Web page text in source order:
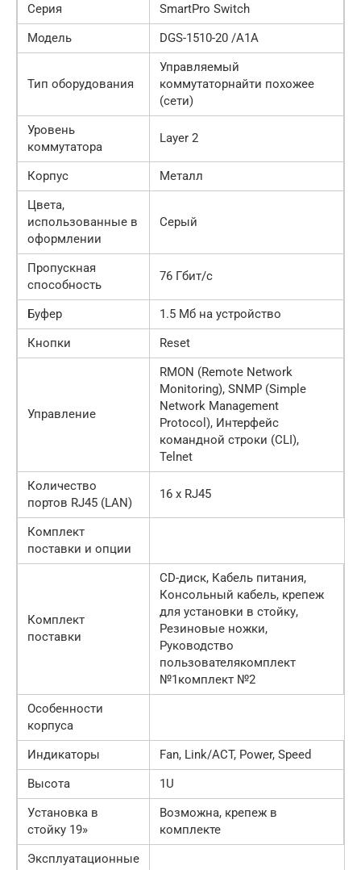
Серия
SmartPro Switch
Модель
DGS-1510-20 /A1A
Тип оборудования
Управляемый
коммутаторнайти похожее
(сети)
Уровень
коммутатора
Layer 2
Корпус
Металл
Цвета,
использованные в
оформлении
Серый
Пропускная
способность
76 Гбит/с
Буфер
1.5 Мб на устройство
Кнопки
Reset
Управление
RMON (Remote Network
Monitoring), SNMP (Simple
Network Management
Protocol), Интерфейс
командной строки (CLI),
Telnet
Количество
портов RJ45 (LAN)
16 x RJ45
Комплект
поставки и опции
Комплект
поставки
CD-диск, Кабель питания,
Консольный кабель, крепеж
для установки в стойку,
Резиновые ножки,
Руководство
пользователякомплект
№1комплект №2
Особенности
корпуса
Индикаторы
Fan, Link/ACT, Power, Speed
Высота
1U
Установка в
стойку 19»
Возможна, крепеж в
комплекте
Эксплуатационные